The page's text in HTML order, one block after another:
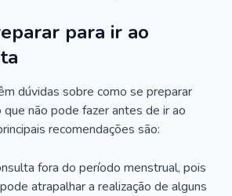
para ir ao
dúvidas sobre como se preparar
não pode fazer antes de ir ao
recomendações são:
fora do período menstrual, pois
atrapalhar a realização de alguns